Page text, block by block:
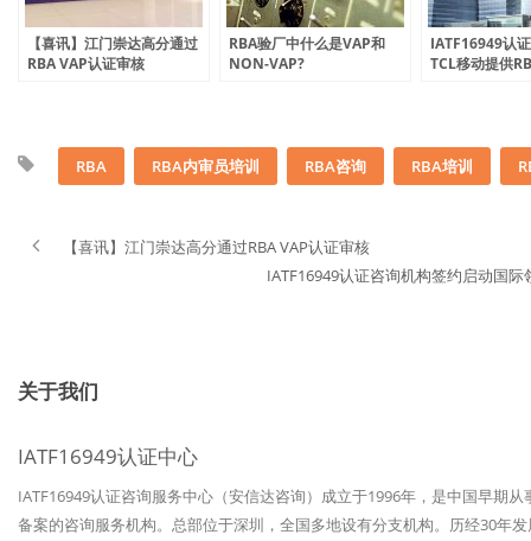
【喜讯】江门崇达高分通过
RBA VAP认证审核
RBA验厂中什么是VAP和
NON-VAP?
IATF16949认
TCL移动提供
RBA RBA内审员培训 RBA咨询 RBA培训
【喜讯】江门崇达高分通过RBA VAP认证审核
IATF16949认证咨询机构签约启动国
关于我们
IATF16949认证中心
IATF16949认证咨询服务中心（安信达咨询）成立于1996年，是中国早期
备案的咨询服务机构。总部位于深圳，全国多地设有分支机构。历经30年